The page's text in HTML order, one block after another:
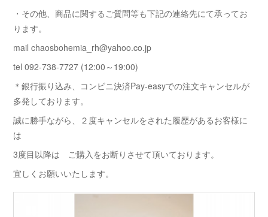
・その他、商品に関するご質問等も下記の連絡先にて承ってお
ります。
mail chaosbohemia_rh@yahoo.co.jp
tel 092-738-7727 (12:00～19:00)
＊銀行振り込み、コンビニ決済Pay-easyでの注文キャンセルが
多発しております。
誠に勝手ながら、２度キャンセルをされた履歴があるお客様に
は
3度目以降は ご購入をお断りさせて頂いております。
宜しくお願いいたします。